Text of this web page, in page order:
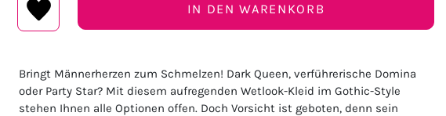
IN DEN WARENKORB
Bringt Männerherzen zum Schmelzen! Dark Queen, verführerische Domina
oder Party Star? Mit diesem aufregenden Wetlook-Kleid im Gothic-Style
stehen Ihnen alle Optionen offen. Doch Vorsicht ist geboten, denn sein